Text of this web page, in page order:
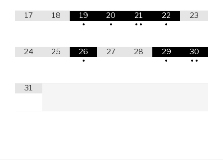
17 18
19
•
20
•
21
• •
22
•
23
24 25
26
•
27 28
29
•
30
• •
31